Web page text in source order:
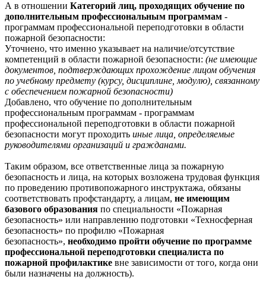
А в отношении Категорий лиц, проходящих обучение по
дополнительным профессиональным программам -
программам профессиональной переподготовки в области
пожарной безопасности:
Уточнено, что именно указывает на наличие/отсутствие
компетенций в области пожарной безопасности: (не имеющие
документов, подтверждающих прохождение лицом обучения
по учебному предмету (курсу, дисциплине, модулю), связанному
с обеспечением пожарной безопасности)
Добавлено, что обучение по дополнительным
профессиональным программам - программам
профессиональной переподготовки в области пожарной
безопасности могут проходить иные лица, определяемые
руководителями организаций и гражданами.
Таким образом, все ответственные лица за пожарную
безопасность и лица, на которых возложена трудовая функция
по проведению противопожарного инструктажа, обязаны
соответствовать профстандарту, а лицам, не имеющим
базового образования по специальности «Пожарная
безопасность» или направлению подготовки «Техносферная
безопасность» по профилю «Пожарная
безопасность», необходимо пройти обучение по программе
профессиональной переподготовки специалиста по
пожарной профилактике вне зависимости от того, когда они
были назначены на должность).